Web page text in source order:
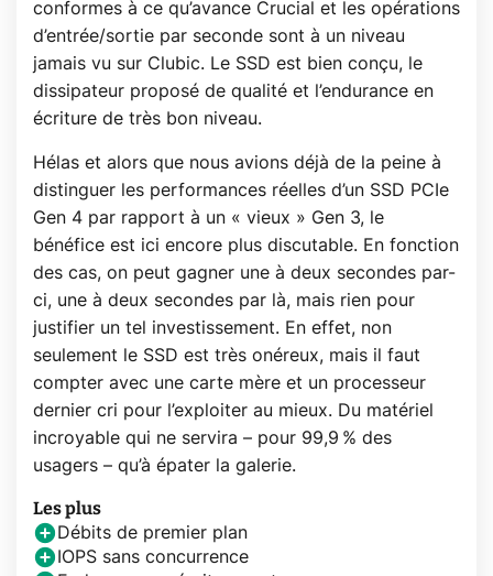
conformes à ce qu’avance Crucial et les opérations
d’entrée/sortie par seconde sont à un niveau
jamais vu sur Clubic. Le SSD est bien conçu, le
dissipateur proposé de qualité et l’endurance en
écriture de très bon niveau.
Hélas et alors que nous avions déjà de la peine à
distinguer les performances réelles d’un SSD PCIe
Gen 4 par rapport à un « vieux » Gen 3, le
bénéfice est ici encore plus discutable. En fonction
des cas, on peut gagner une à deux secondes par-
ci, une à deux secondes par là, mais rien pour
justifier un tel investissement. En effet, non
seulement le SSD est très onéreux, mais il faut
compter avec une carte mère et un processeur
dernier cri pour l’exploiter au mieux. Du matériel
incroyable qui ne servira – pour 99,9 % des
usagers – qu’à épater la galerie.
Les plus
Débits de premier plan
IOPS sans concurrence